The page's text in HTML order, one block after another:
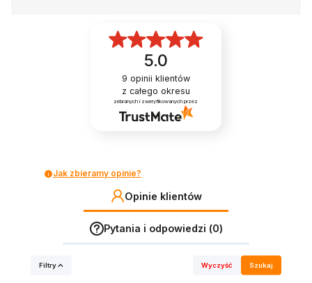
5.0
9 opinii klientów
z całego okresu
zebranych i zweryfikowanych przez
Jak zbieramy opinie?
Opinie klientów
Pytania i odpowiedzi (0)
Filtry Wyczyść Szukaj